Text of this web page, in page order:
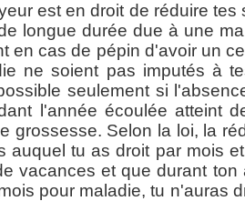
est en droit de réduire
longue durée due à une
en cas de pépin d'avoir un
ne soient pas imputés à
seulement si
l'année écoulée atteint
grossesse. Selon la loi, la
auquel tu as droit par mois
vacances et que durant ton
pour maladie, tu n'auras